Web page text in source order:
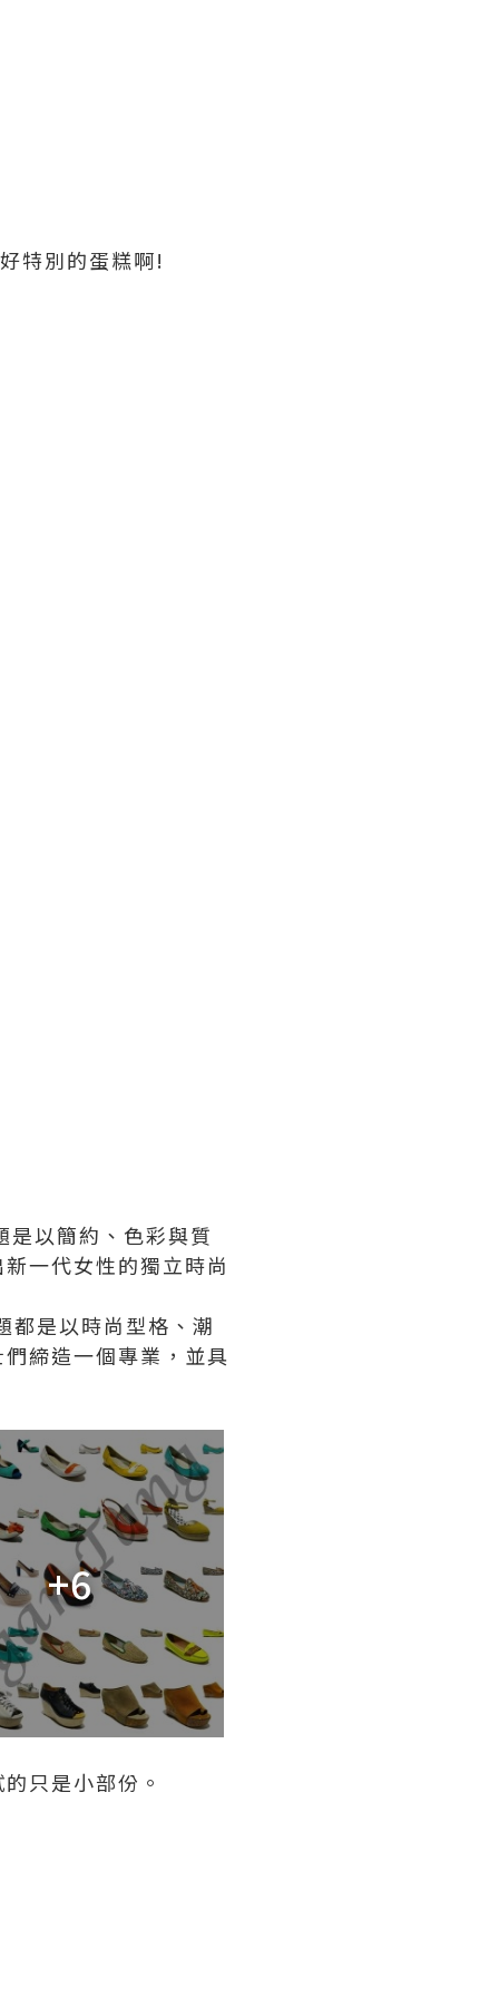
特別的蛋糕啊!
是以簡約、色彩與質
一代女性的獨立時尚
都是以時尚型格、潮
締造一個專業，並具
+6
只是小部份。